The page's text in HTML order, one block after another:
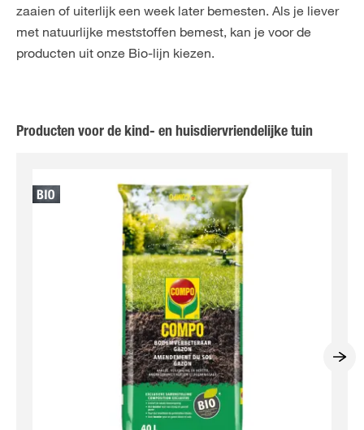
zaaien of uiterlijk een week later bemesten. Als je liever
met natuurlijke meststoffen bemest, kan je voor de
producten uit onze Bio-lijn kiezen.
Producten voor de kind- en huisdiervriendelijke tuin